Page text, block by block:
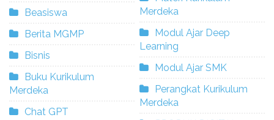
Beasiswa
Berita MGMP
Bisnis
Buku Kurikulum
Merdeka
Chat GPT
Merdeka
Modul Ajar Deep
Learning
Modul Ajar SMK
Perangkat Kurikulum
Merdeka